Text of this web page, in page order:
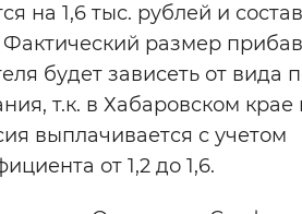
на 1,6 тыс. рублей и
Фактический размер
будет зависеть от вида
т.к. в Хабаровском
выплачивается с учетом
от 1,2 до 1,6.